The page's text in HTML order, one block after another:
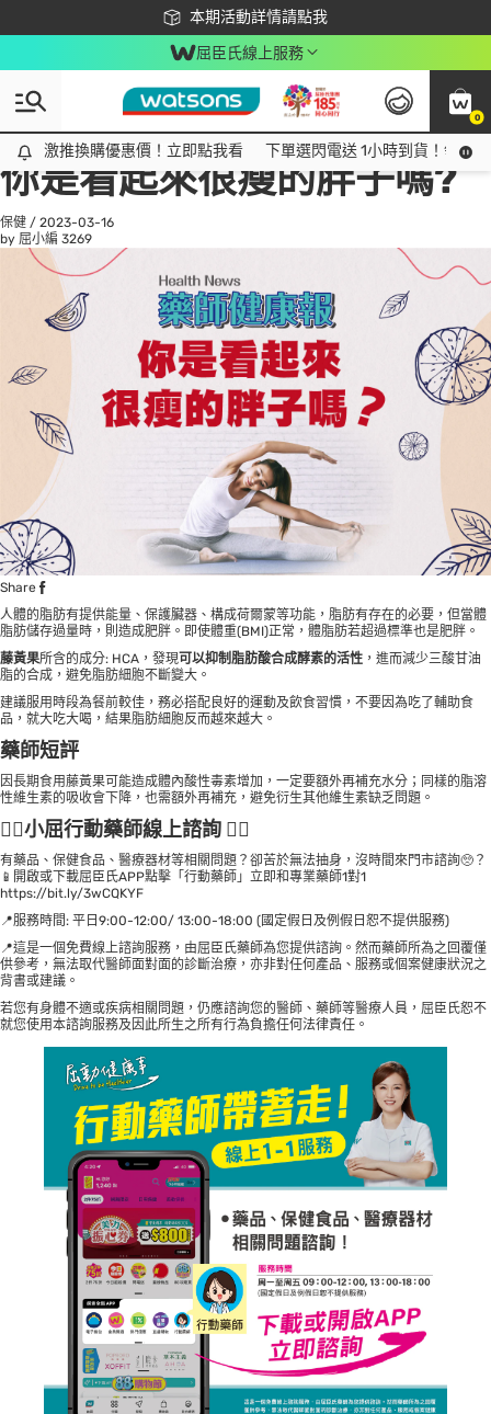
本期活動詳情請點我
下載app最高回饋$350
屈臣氏線上服務
0
激推換購優惠價！立即點我看
激推換購優惠價！立即點我看 下單選閃電送 1小時到貨！領神
All
話題趨勢
你是看起來很瘦的胖子嗎?
保健 / 2023-03-16
by 屈小編 3269
Share
人體的脂肪有提供能量、保護臟器、構成荷爾蒙等功能，脂肪有存在的必要，但當體
脂肪儲存過量時，則造成肥胖。即使體重(BMI)正常，體脂肪若超過標準也是肥胖。
藤黃果所含的成分: HCA，發現可以抑制脂肪酸合成酵素的活性 ，進而減少三酸甘油
脂的合成，避免脂肪細胞不斷變大。
建議服用時段為餐前較佳，務必搭配良好的運動及飲食習慣，不要因為吃了輔助食
品，就大吃大喝，結果脂肪細胞反而越來越大。
藥師短評
因長期食用藤黃果可能造成體內酸性毒素增加，一定要額外再補充水分；同樣的脂溶
性維生素的吸收會下降，也需額外再補充，避免衍生其他維生素缺乏問題。
👩‍⚕小屈行動藥師線上諮詢 👨‍⚕
有藥品、保健食品、醫療器材等相關問題？卻苦於無法抽身，沒時間來門市諮詢🥺？
📱開啟或下載屈臣氏APP點擊「行動藥師」立即和專業藥師1對1
https://bit.ly/3wCQKYF
📍服務時間: 平日9:00-12:00/ 13:00-18:00 (國定假日及例假日恕不提供服務)
📍這是一個免費線上諮詢服務，由屈臣氏藥師為您提供諮詢。然而藥師所為之回覆僅
供參考，無法取代醫師面對面的診斷治療，亦非對任何產品、服務或個案健康狀況之
背書或建議。
若您有身體不適或疾病相關問題，仍應諮詢您的醫師、藥師等醫療人員，屈臣氏恕不
就您使用本諮詢服務及因此所生之所有行為負擔任何法律責任。